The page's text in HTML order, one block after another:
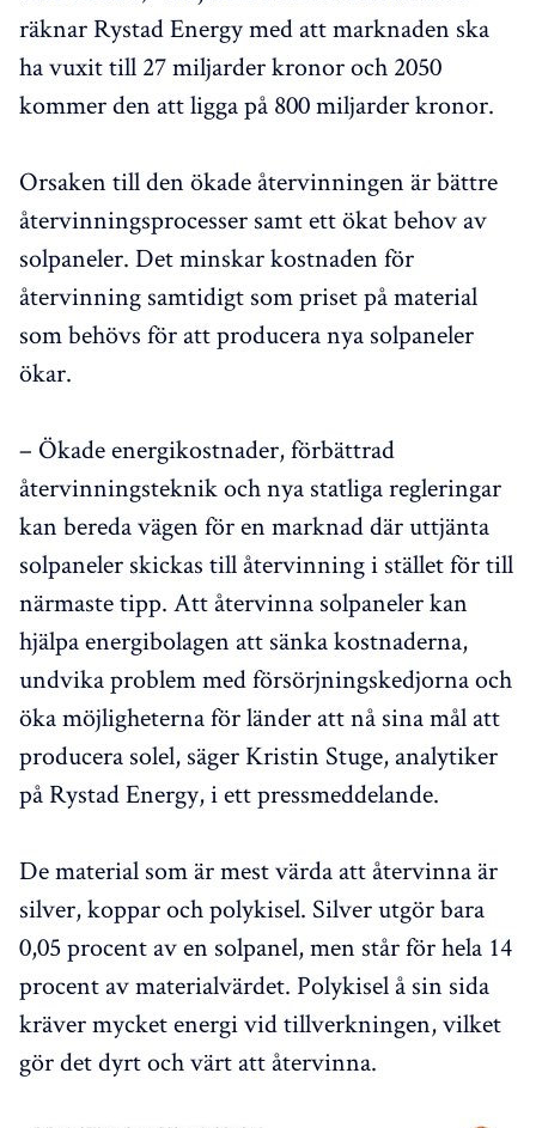
räknar Rystad Energy med att marknaden ska
ha vuxit till 27 miljarder kronor och 2050
kommer den att ligga på 800 miljarder kronor.
Orsaken till den ökade återvinningen är bättre
återvinningsprocesser samt ett ökat behov av
solpaneler. Det minskar kostnaden för
återvinning samtidigt som priset på material
som behövs för att producera nya solpaneler
ökar.
– Ökade energikostnader, förbättrad
återvinningsteknik och nya statliga regleringar
kan bereda vägen för en marknad där uttjänta
solpaneler skickas till återvinning i stället för till
närmaste tipp. Att återvinna solpaneler kan
hjälpa energibolagen att sänka kostnaderna,
undvika problem med försörjningskedjorna och
öka möjligheterna för länder att nå sina mål att
producera solel, säger Kristin Stuge, analytiker
på Rystad Energy, i ett pressmeddelande.
De material som är mest värda att återvinna är
silver, koppar och polykisel. Silver utgör bara
0,05 procent av en solpanel, men står för hela 14
procent av materialvärdet. Polykisel å sin sida
kräver mycket energi vid tillverkningen, vilket
gör det dyrt och värt att återvinna.